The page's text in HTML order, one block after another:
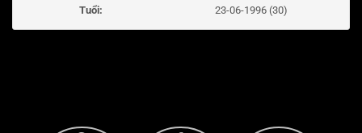
Tuổi:
23-06-1996 (30)